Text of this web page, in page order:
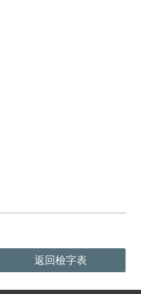
返回檢字表